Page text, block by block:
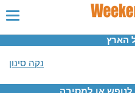
נקה סינון